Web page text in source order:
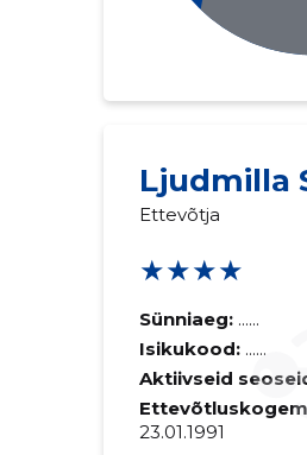
Ljudmilla
Ettevõtja
★★★★
Sünniaeg: ......
Isikukood: ......
Aktiivseid
23.01.1991